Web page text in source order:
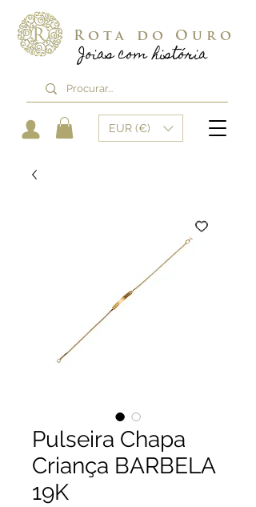
Joias com história
Rota do Ouro
EUR (€)
Pulseira Chapa
Criança BARBELA
19K